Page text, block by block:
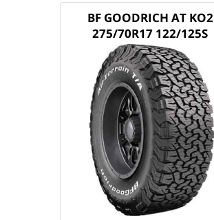
BF GOODRICH AT KO2
275/70R17 122/125S